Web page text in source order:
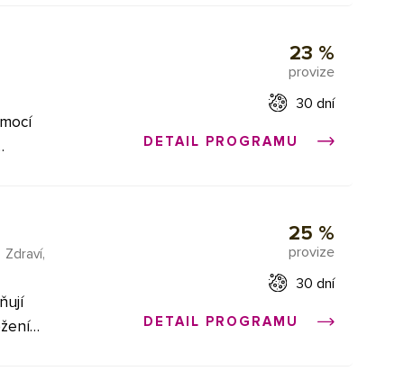
23 %
provize
30 dní
DETAIL PROGRAMU
Zdraví,
25 %
provize
30 dní
DETAIL PROGRAMU